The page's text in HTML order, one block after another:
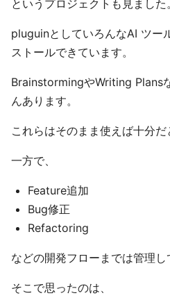
というプロジェクトも見ました。
pluguinとしていろんなAI ツー
ストールできています。
BrainstormingやWriting Plans
んあります。
これらはそのまま使えば十分だ
一方で、
Feature追加
Bug修正
Refactoring
などの開発フローまでは管理し
そこで思ったのは、